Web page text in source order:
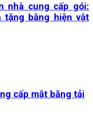
nhà cung cấp gói:
tặng bằng hiện vật
cấp mặt băng tải